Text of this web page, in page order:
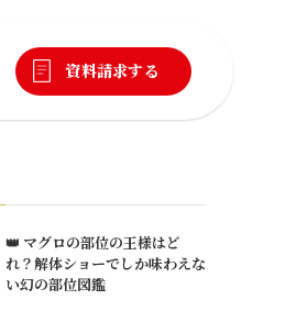
資料請求する
👑 マグロの部位の王様はど
れ？解体ショーでしか味わえな
い幻の部位図鑑